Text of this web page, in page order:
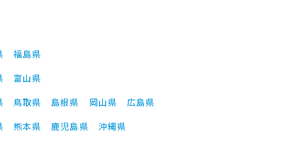
福島県
富山県
鳥取県 島根県 岡山県
広島県
熊本県 鹿児島県 沖縄県